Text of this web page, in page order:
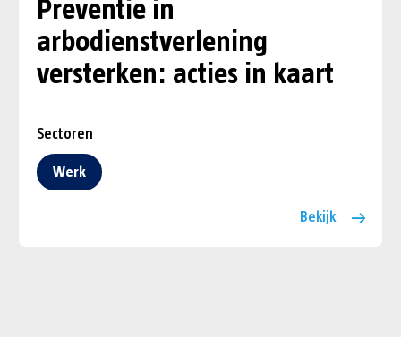
Preventie in
arbodienstverlening
versterken: acties in kaart
Sectoren
Werk
Bekijk